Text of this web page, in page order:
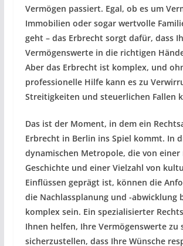
Vermögen passiert. Egal, ob es um
Immobilien oder sogar wertvolle
geht – das Erbrecht sorgt dafür, dass
Vermögenswerte in die richtigen
Aber das Erbrecht ist komplex, und
professionelle Hilfe kann es zu
Streitigkeiten und steuerlichen Fallen
Das ist der Moment, in dem ein
Erbrecht in Berlin ins Spiel kommt. In
dynamischen Metropole, die von einer
Geschichte und einer Vielzahl von
Einflüssen geprägt ist, können die
die Nachlassplanung und -abwicklung
komplex sein. Ein spezialisierter
Ihnen helfen, Ihre Vermögenswerte zu
sicherzustellen, dass Ihre Wünsche